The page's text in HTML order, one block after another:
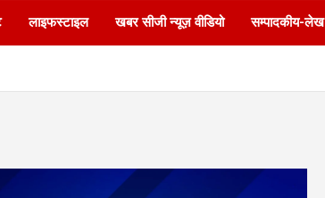
लाइफस्टाइल खबर सीजी न्यूज़ वीडियो सम्पादकीय-लेख